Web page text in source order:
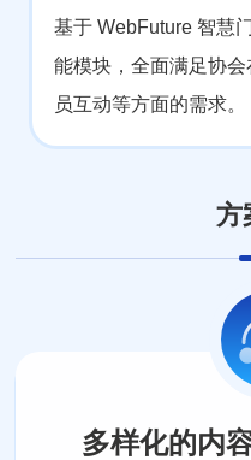
基于 WebFuture 智慧
能模块，全面满足协
员互动等方面的需求。
方
多样化的内